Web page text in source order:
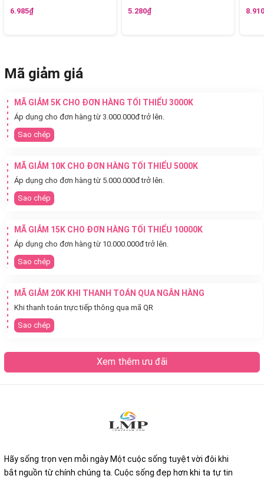
6.985₫ 5.280₫
Mã giảm giá
MÃ GIẢM 5K CHO ĐƠN HÀNG TỐI THIỂU 3000K
Áp dụng cho đơn hàng từ 3.000.000đ trở lên.
Sao chép
MÃ GIẢM 10K CHO ĐƠN HÀNG TỐI THIỂU 5000K
Áp dụng cho đơn hàng từ 5.000.000đ trở lên.
Sao chép
MÃ GIẢM 15K CHO ĐƠN HÀNG TỐI THIỂU 10000K
Áp dụng cho đơn hàng từ 10.000.000đ trở lên.
Sao chép
MÃ GIẢM 20K KHI THANH TOÁN QUA NGÂN HÀNG
Khi thanh toán trực tiếp thông qua mã QR
Sao chép
Xem thêm ưu đãi
Hãy sống trọn vẹn mỗi ngày Một cuộc sống tuyệt vời đôi khi
bắt nguồn từ chính chúng ta. Cuộc sống đẹp hơn khi ta tự tin